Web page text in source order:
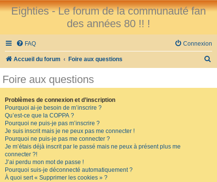
Eighties - Le forum de la communauté fan
des années 80 !! !
FAQ Connexion
Accueil du forum Foire aux questions
Foire aux questions
Problèmes de connexion et d’inscription
Pourquoi ai-je besoin de m’inscrire ?
Qu’est-ce que la COPPA ?
Pourquoi ne puis-je pas m’inscrire ?
Je suis inscrit mais je ne peux pas me connecter !
Pourquoi ne puis-je pas me connecter ?
Je m’étais déjà inscrit par le passé mais ne peux à présent plus me
connecter ?!
J’ai perdu mon mot de passe !
Pourquoi suis-je déconnecté automatiquement ?
À quoi sert « Supprimer les cookies » ?